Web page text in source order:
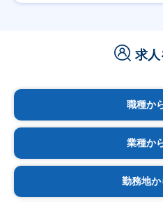
求人
職種か
業種か
勤務地